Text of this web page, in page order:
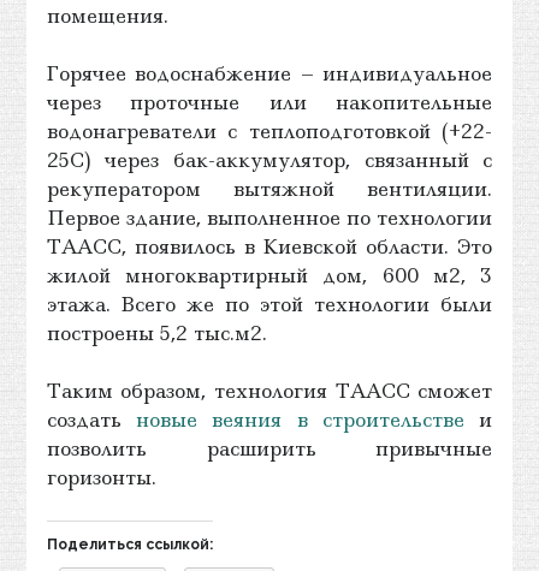
помещения.
Горячее водоснабжение – индивидуальное
через проточные или накопительные
водонагреватели с теплоподготовкой (+22-
25С) через бак-аккумулятор, связанный с
рекуператором вытяжной вентиляции.
Первое здание, выполненное по технологии
ТААСС, появилось в Киевской области. Это
жилой многоквартирный дом, 600 м2, 3
этажа. Всего же по этой технологии были
построены 5,2 тыс.м2.
Таким образом, технология ТААСС сможет
создать новые веяния в строительстве и
позволить расширить привычные
горизонты.
Поделиться ссылкой: